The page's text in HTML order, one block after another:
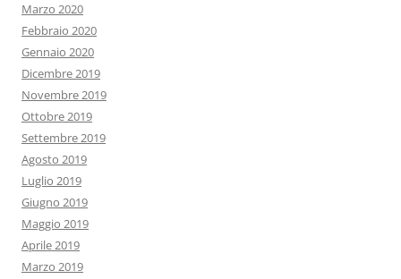
Marzo 2020
Febbraio 2020
Gennaio 2020
Dicembre 2019
Novembre 2019
Ottobre 2019
Settembre 2019
Agosto 2019
Luglio 2019
Giugno 2019
Maggio 2019
Aprile 2019
Marzo 2019